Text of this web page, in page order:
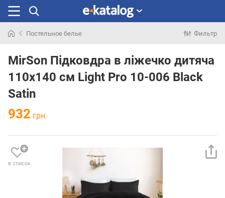
раньше
Постельное белье Фильтр
MirSon Підковдра в ліжечко дитяча
110x140 см Light Pro 10-006 Black
Satin
932 грн.
в список